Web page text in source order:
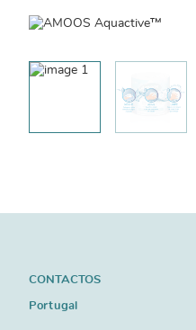
CONTACTOS
Portugal